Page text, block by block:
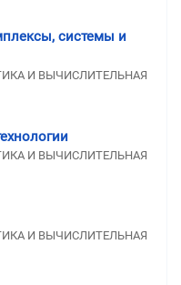
системы и
И ВЫЧИСЛИТЕЛЬНАЯ
И ВЫЧИСЛИТЕЛЬНАЯ
И ВЫЧИСЛИТЕЛЬНАЯ